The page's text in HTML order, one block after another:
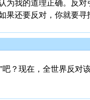
为我的道理正确。反
还要反对，你就要寻
？现在，全世界反对